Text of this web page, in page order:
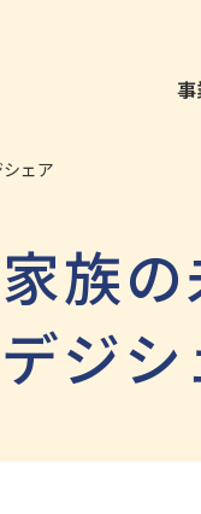
ェア
族
ジシ